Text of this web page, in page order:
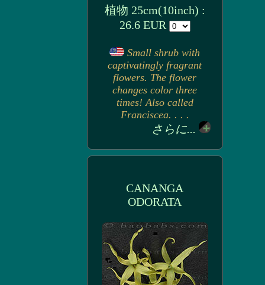
植物 25cm(10inch) :
26.6 EUR
Small shrub with
captivatingly fragrant
flowers. The flower
changes color three
times! Also called
Franciscea. . . .
さらに...
CANANGA
ODORATA